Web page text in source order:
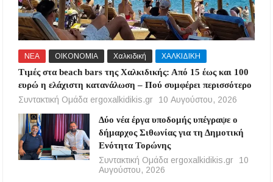
ΝΕΑ ΟΙΚΟΝΟΜΙΑ Χαλκιδική ΧΑΛΚΙΔΙΚΗ
Τιμές στα beach bars της Χαλκιδικής: Από 15 έως και 100
ευρώ η ελάχιστη κατανάλωση – Πού συμφέρει περισσότερο
Συντακτική Ομάδα ergoxalkidikis.gr
10 Αυγούστου, 2026
Δύο νέα έργα υποδομής υπέγραψε ο
δήμαρχος Σιθωνίας για τη Δημοτική
Ενότητα Τορώνης
Συντακτική Ομάδα ergoxalkidikis.gr
10
Αυγούστου, 2026